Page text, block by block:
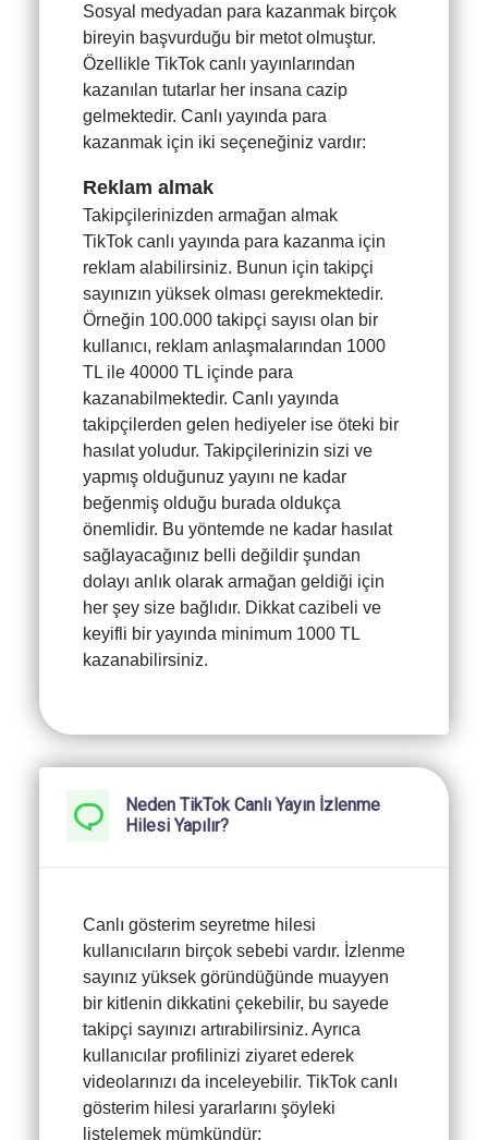
Sosyal medyadan para kazanmak birçok
bireyin başvurduğu bir metot olmuştur.
Özellikle TikTok canlı yayınlarından
kazanılan tutarlar her insana cazip
gelmektedir. Canlı yayında para
kazanmak için iki seçeneğiniz vardır:
Reklam almak
Takipçilerinizden armağan almak
TikTok canlı yayında para kazanma için
reklam alabilirsiniz. Bunun için takipçi
sayınızın yüksek olması gerekmektedir.
Örneğin 100.000 takipçi sayısı olan bir
kullanıcı, reklam anlaşmalarından 1000
TL ile 40000 TL içinde para
kazanabilmektedir. Canlı yayında
takipçilerden gelen hediyeler ise öteki bir
hasılat yoludur. Takipçilerinizin sizi ve
yapmış olduğunuz yayını ne kadar
beğenmiş olduğu burada oldukça
önemlidir. Bu yöntemde ne kadar hasılat
sağlayacağınız belli değildir şundan
dolayı anlık olarak armağan geldiği için
her şey size bağlıdır. Dikkat cazibeli ve
keyifli bir yayında minimum 1000 TL
kazanabilirsiniz.
Neden TikTok Canlı Yayın İzlenme
Hilesi Yapılır?
Canlı gösterim seyretme hilesi
kullanıcıların birçok sebebi vardır. İzlenme
sayınız yüksek göründüğünde muayyen
bir kitlenin dikkatini çekebilir, bu sayede
takipçi sayınızı artırabilirsiniz. Ayrıca
kullanıcılar profilinizi ziyaret ederek
videolarınızı da inceleyebilir. TikTok canlı
gösterim hilesi yararlarını şöyleki
listelemek mümkündür: